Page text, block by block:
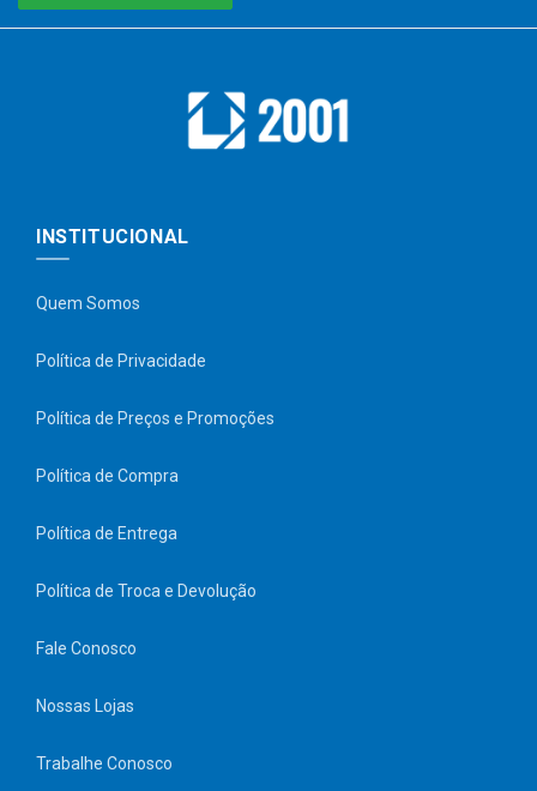
INSTITUCIONAL
Quem Somos
Política de Privacidade
Política de Preços e Promoções
Política de Compra
Política de Entrega
Política de Troca e Devolução
Fale Conosco
Nossas Lojas
Trabalhe Conosco